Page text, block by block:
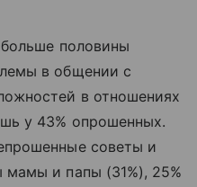
половины
в общении с
в отношениях
у 43% опрошенных.
советы и
и папы (31%), 25%